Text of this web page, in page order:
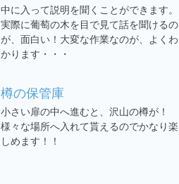
中に入って説明を聞くことができます。
実際に葡萄の木を目で見て話を聞けるの
が、面白い！大変な作業なのが、よくわ
かります・・・
樽の保管庫
小さい扉の中へ進むと、沢山の樽が！
様々な場所へ入れて貰えるのでかなり楽
しめます！！